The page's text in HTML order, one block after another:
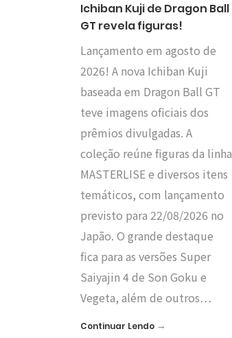
Ichiban Kuji de Dragon Ball
GT revela figuras!
Lançamento em agosto de
2026! A nova Ichiban Kuji
baseada em Dragon Ball GT
teve imagens oficiais dos
prêmios divulgadas. A
coleção reúne figuras da linha
MASTERLISE e diversos itens
temáticos, com lançamento
previsto para 22/08/2026 no
Japão. O grande destaque
fica para as versões Super
Saiyajin 4 de Son Goku e
Vegeta, além de outros…
Continuar Lendo →